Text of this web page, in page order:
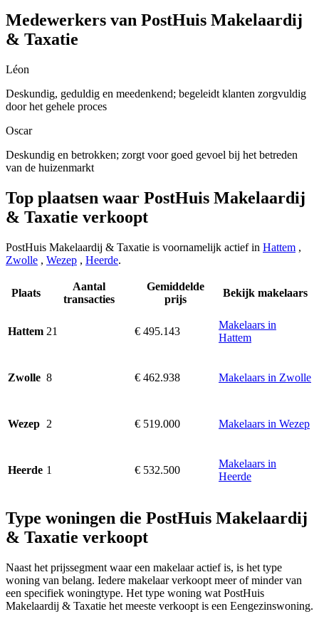
Medewerkers van PostHuis Makelaardij
& Taxatie
Léon
Deskundig, geduldig en meedenkend; begeleidt klanten zorgvuldig
door het gehele proces
Oscar
Deskundig en betrokken; zorgt voor goed gevoel bij het betreden
van de huizenmarkt
Top plaatsen waar PostHuis Makelaardij
& Taxatie verkoopt
PostHuis Makelaardij & Taxatie is voornamelijk actief in Hattem ,
Zwolle , Wezep , Heerde.
Plaats
Aantal
transacties
Gemiddelde
prijs
Bekijk makelaars
Hattem 21 € 495.143
Makelaars in
Hattem
Zwolle 8 € 462.938 Makelaars in Zwolle
Wezep 2 € 519.000 Makelaars in Wezep
Heerde 1 € 532.500
Makelaars in
Heerde
Type woningen die PostHuis Makelaardij
& Taxatie verkoopt
Naast het prijssegment waar een makelaar actief is, is het type
woning van belang. Iedere makelaar verkoopt meer of minder van
een specifiek woningtype. Het type woning wat PostHuis
Makelaardij & Taxatie het meeste verkoopt is een Eengezinswoning.